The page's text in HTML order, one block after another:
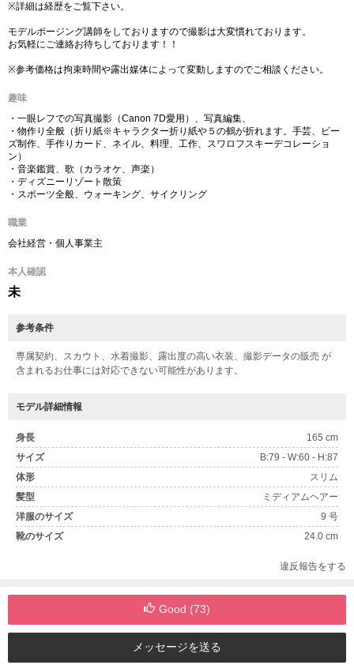
※詳細は経歴をご覧下さい。
モデルポージング講師をしておりますので撮影は大変慣れております。
お気軽にご連絡お待ちしております！！
※参考価格は拘束時間や露出媒体によって変動しますのでご相談ください。
趣味
・一眼レフでの写真撮影（Canon 7D愛用）、写真編集、
・物作り全般（折り紙※キャラクター折り紙や５の鶴が折れます。手芸、ビー
ズ制作、手作りカード、ネイル、料理、工作、スワロフスキーデコレーショ
ン）
・音楽鑑賞、歌（カラオケ、声楽）
・ディズニーリゾート散策
・スポーツ全般、ウォーキング、サイクリング
職業
会社経営・個人事業主
本人確認
未
参考条件
専属契約、スカウト、水着撮影、露出度の高い衣装、撮影データの販売 が
含まれるお仕事には対応できない可能性があります。
モデル詳細情報
身長
165 cm
サイズ
B:79 - W:60 - H:87
体形
スリム
髪型
ミディアムヘアー
洋服のサイズ
9 号
靴のサイズ
24.0 cm
違反報告をする
Good (73)
メッセージを送る